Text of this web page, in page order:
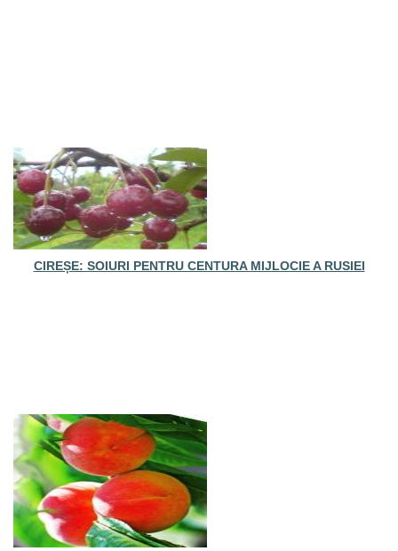
CIREȘE: SOIURI PENTRU CENTURA MIJLOCIE A RUSIEI